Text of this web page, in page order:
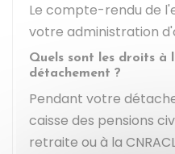
Le compte-rendu de
votre administration
Quels sont les droits
détachement ?
Pendant votre
caisse des pensions
retraite ou à la